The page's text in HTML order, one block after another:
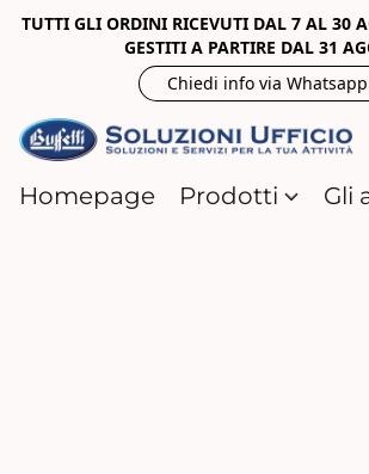
TUTTI GLI ORDINI RICEVUTI DAL 7 AL 30
GESTITI A PARTIRE DAL 31
Chiedi info via Whatsapp
Homepage Prodotti Gli